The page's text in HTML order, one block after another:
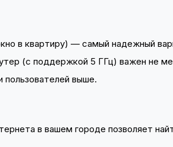
в квартиру) — самый надежный
(с поддержкой 5 ГГц) важен не
пользователей выше.
в вашем городе позволяет